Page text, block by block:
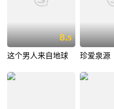
8.5
这个男人来自地球 珍爱泉源